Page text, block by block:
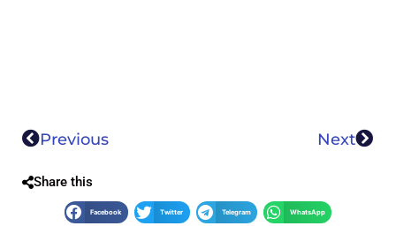
Previous Next
Share this
Facebook Twitter Telegram WhatsApp